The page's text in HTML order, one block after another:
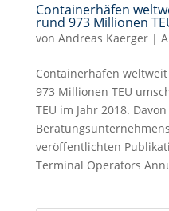
Containerhäfen
rund 973 Millionen
von Andreas Kaerger|
Containerhäfen
973 Millionen TEU
TEU im Jahr 2018.
veröffentlichten
Terminal Operators